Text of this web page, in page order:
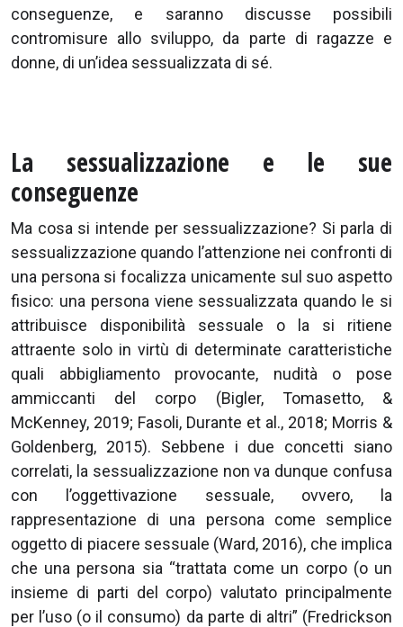
conseguenze, e saranno discusse possibili
contromisure allo sviluppo, da parte di ragazze e
donne, di un’idea sessualizzata di sé.
La sessualizzazione e le sue
conseguenze
Ma cosa si intende per sessualizzazione? Si parla di
sessualizzazione quando l’attenzione nei confronti di
una persona si focalizza unicamente sul suo aspetto
fisico: una persona viene sessualizzata quando le si
attribuisce disponibilità sessuale o la si ritiene
attraente solo in virtù di determinate caratteristiche
quali abbigliamento provocante, nudità o pose
ammiccanti del corpo (Bigler, Tomasetto, &
McKenney, 2019; Fasoli, Durante et al., 2018; Morris &
Goldenberg, 2015). Sebbene i due concetti siano
correlati, la sessualizzazione non va dunque confusa
con l’oggettivazione sessuale, ovvero, la
rappresentazione di una persona come semplice
oggetto di piacere sessuale (Ward, 2016), che implica
che una persona sia “trattata come un corpo (o un
insieme di parti del corpo) valutato principalmente
per l’uso (o il consumo) da parte di altri” (Fredrickson